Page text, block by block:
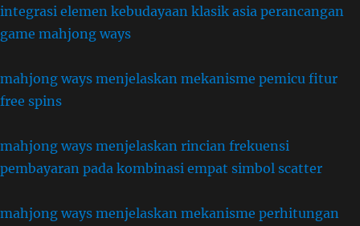
integrasi elemen kebudayaan klasik asia perancangan
game mahjong ways
mahjong ways menjelaskan mekanisme pemicu fitur
free spins
mahjong ways menjelaskan rincian frekuensi
pembayaran pada kombinasi empat simbol scatter
mahjong ways menjelaskan mekanisme perhitungan